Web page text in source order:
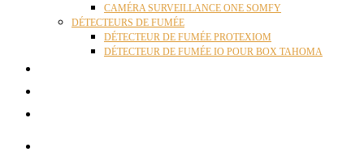
CAMÉRA SURVEILLANCE ONE SOMFY
DÉTECTEURS DE FUMÉE
DÉTECTEUR DE FUMÉE PROTEXIOM
DÉTECTEUR DE FUMÉE IO POUR BOX TAHOMA